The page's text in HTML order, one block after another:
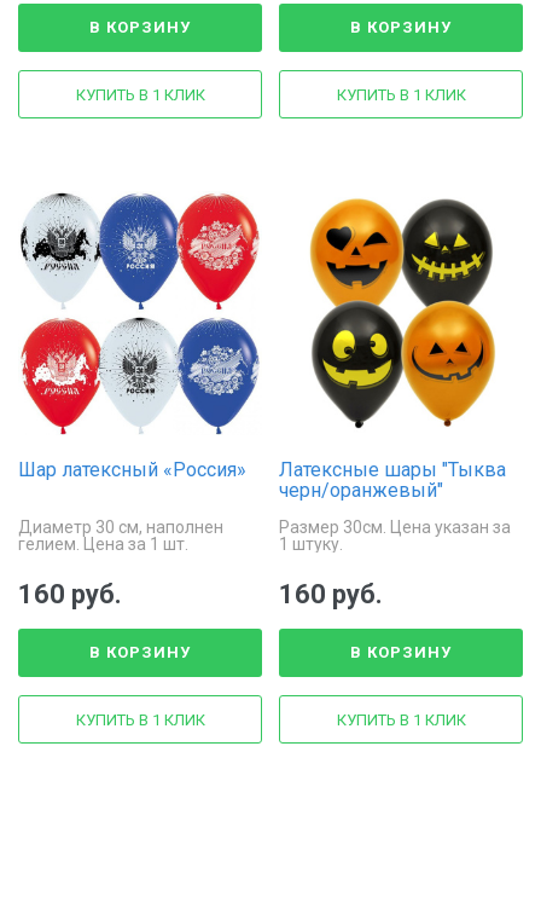
В КОРЗИНУ
КУПИТЬ В 1 КЛИК
В КОРЗИНУ
КУПИТЬ В 1 КЛИК
Шар латексный «Россия»
Диаметр 30 см, наполнен
гелием. Цена за 1 шт.
160 руб.
В КОРЗИНУ
КУПИТЬ В 1 КЛИК
Латексные шары "Тыква
черн/оранжевый"
Размер 30см. Цена указан за
1 штуку.
160 руб.
В КОРЗИНУ
КУПИТЬ В 1 КЛИК